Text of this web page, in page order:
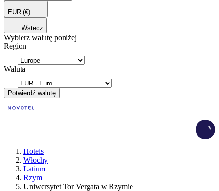
EUR (€)
Wstecz
Wybierz walutę poniżej
Region
Waluta
Potwierdź walutę
Hotels
Włochy
Latium
Rzym
Uniwersytet Tor Vergata w Rzymie